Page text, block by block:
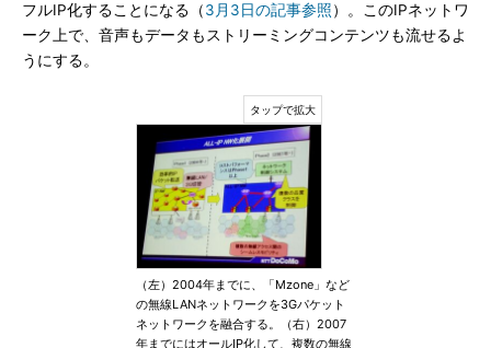
フルIP化することになる（3月3日の記事参照）。このIPネットワ
ーク上で、音声もデータもストリーミングコンテンツも流せるよ
うにする。
（左）2004年までに、「Mzone」など
の無線LANネットワークを3Gパケット
ネットワークを融合する。（右）2007
年までにはオールIP化して、複数の無線